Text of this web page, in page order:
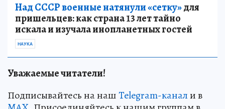
Над СССР военные натянули «сетку»для
пришельцев: как страна 13 лет тайно
искала и изучала инопланетных гостей
НАУКА
Уважаемые читатели!
Подписывайтесь на нашTelegram-канали в